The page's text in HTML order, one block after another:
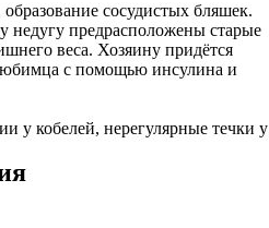
сосудистых бляшек.
недугу предрасположены старые
веса. Хозяину придётся
с помощью инсулина и
у кобелей, нерегулярные течки у